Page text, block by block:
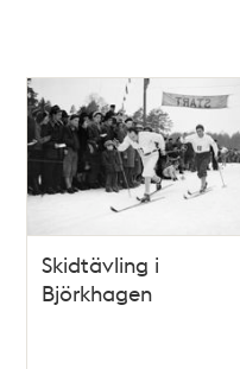
Skidtävling i
Björkhagen